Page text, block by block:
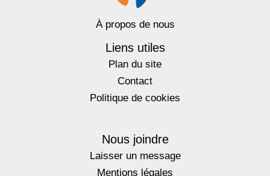
À propos de nous
Liens utiles
Plan du site
Contact
Politique de cookies
Nous joindre
Laisser un message
Mentions légales